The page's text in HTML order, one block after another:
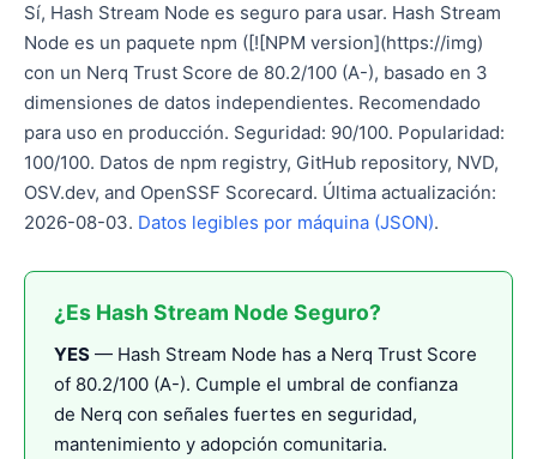
Sí, Hash Stream Node es seguro para usar. Hash Stream
Node es un paquete npm ([![NPM version](https://img)
con un Nerq Trust Score de 80.2/100 (A-), basado en 3
dimensiones de datos independientes. Recomendado
para uso en producción. Seguridad: 90/100. Popularidad:
100/100. Datos de npm registry, GitHub repository, NVD,
OSV.dev, and OpenSSF Scorecard. Última actualización:
2026-08-03. Datos legibles por máquina (JSON).
¿Es Hash Stream Node Seguro?
YES — Hash Stream Node has a Nerq Trust Score
of 80.2/100 (A-). Cumple el umbral de confianza
de Nerq con señales fuertes en seguridad,
mantenimiento y adopción comunitaria.